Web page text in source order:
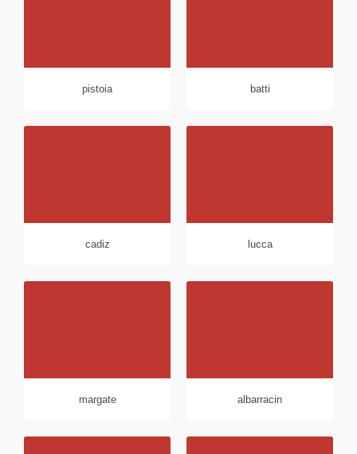
pistoia batti
cadiz lucca
margate albarracin